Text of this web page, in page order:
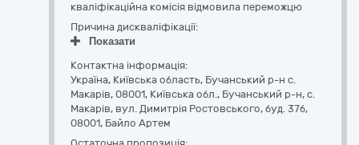
кваліфікаційна комісія відмовила переможцю
Причина дискваліфікації:
Показати
Контактна інформація:
Україна, Київська область, Бучанський р-н с.
Макарів, 08001, Київська обл., Бучанський р-н, с.
Макарів, вул. Димитрія Ростовського, буд. 37б,
08001, Байло Артем